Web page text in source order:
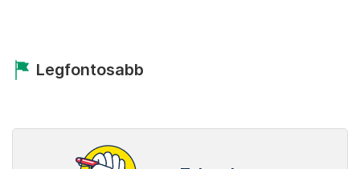
Legfontosabb